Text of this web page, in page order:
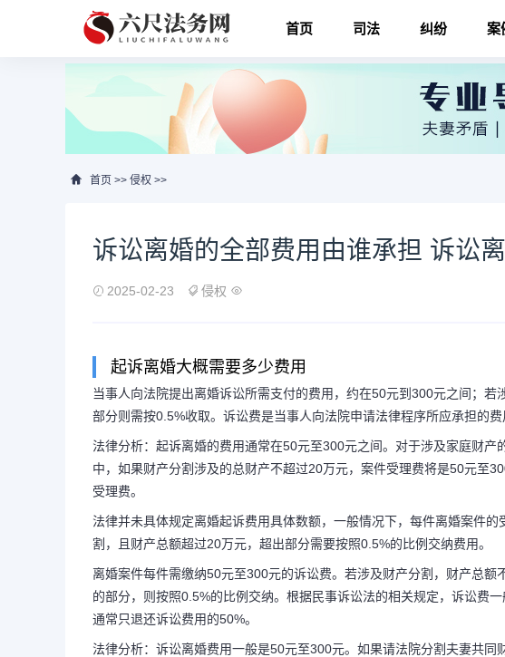
首页 司法 纠纷 案
首页 >> 侵权 >>
诉讼离婚的全部费用由谁承担 诉讼
2025-02-23 侵权
起诉离婚大概需要多少费用
当事人向法院提出离婚诉讼所需支付的费用，约在50元到300元之间；
部分则需按0.5%收取。诉讼费是当事人向法院申请法律程序所应承担的费
法律分析：起诉离婚的费用通常在50元至300元之间。对于涉及家庭财
中，如果财产分割涉及的总财产不超过20万元，案件受理费将是50元至
受理费。
法律并未具体规定离婚起诉费用具体数额，一般情况下，每件离婚案件
割，且财产总额超过20万元，超出部分需要按照0.5%的比例交纳费用。
离婚案件每件需缴纳50元至300元的诉讼费。若涉及财产分割，财产总
的部分，则按照0.5%的比例交纳。根据民事诉讼法的相关规定，诉讼费
通常只退还诉讼费用的50%。
法律分析：诉讼离婚费用一般是50元至300元。如果请法院分割夫妻共同
诉讼离婚的全部费用由谁承担
费用多少,有谁出
当事人向法院提出离婚诉讼所需支付的
到300元之间；若涉及财产分割，总金额未达